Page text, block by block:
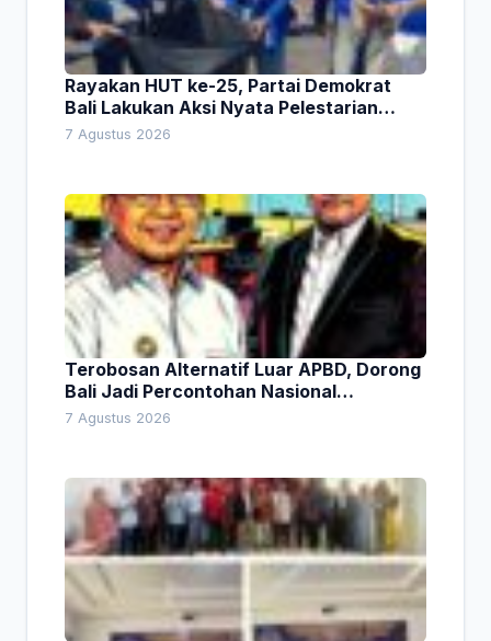
Rayakan HUT ke-25, Partai Demokrat
Bali Lakukan Aksi Nyata Pelestarian
Lingkungan
7 Agustus 2026
Terobosan Alternatif Luar APBD, Dorong
Bali Jadi Percontohan Nasional
Pembiayaan Daerah
7 Agustus 2026